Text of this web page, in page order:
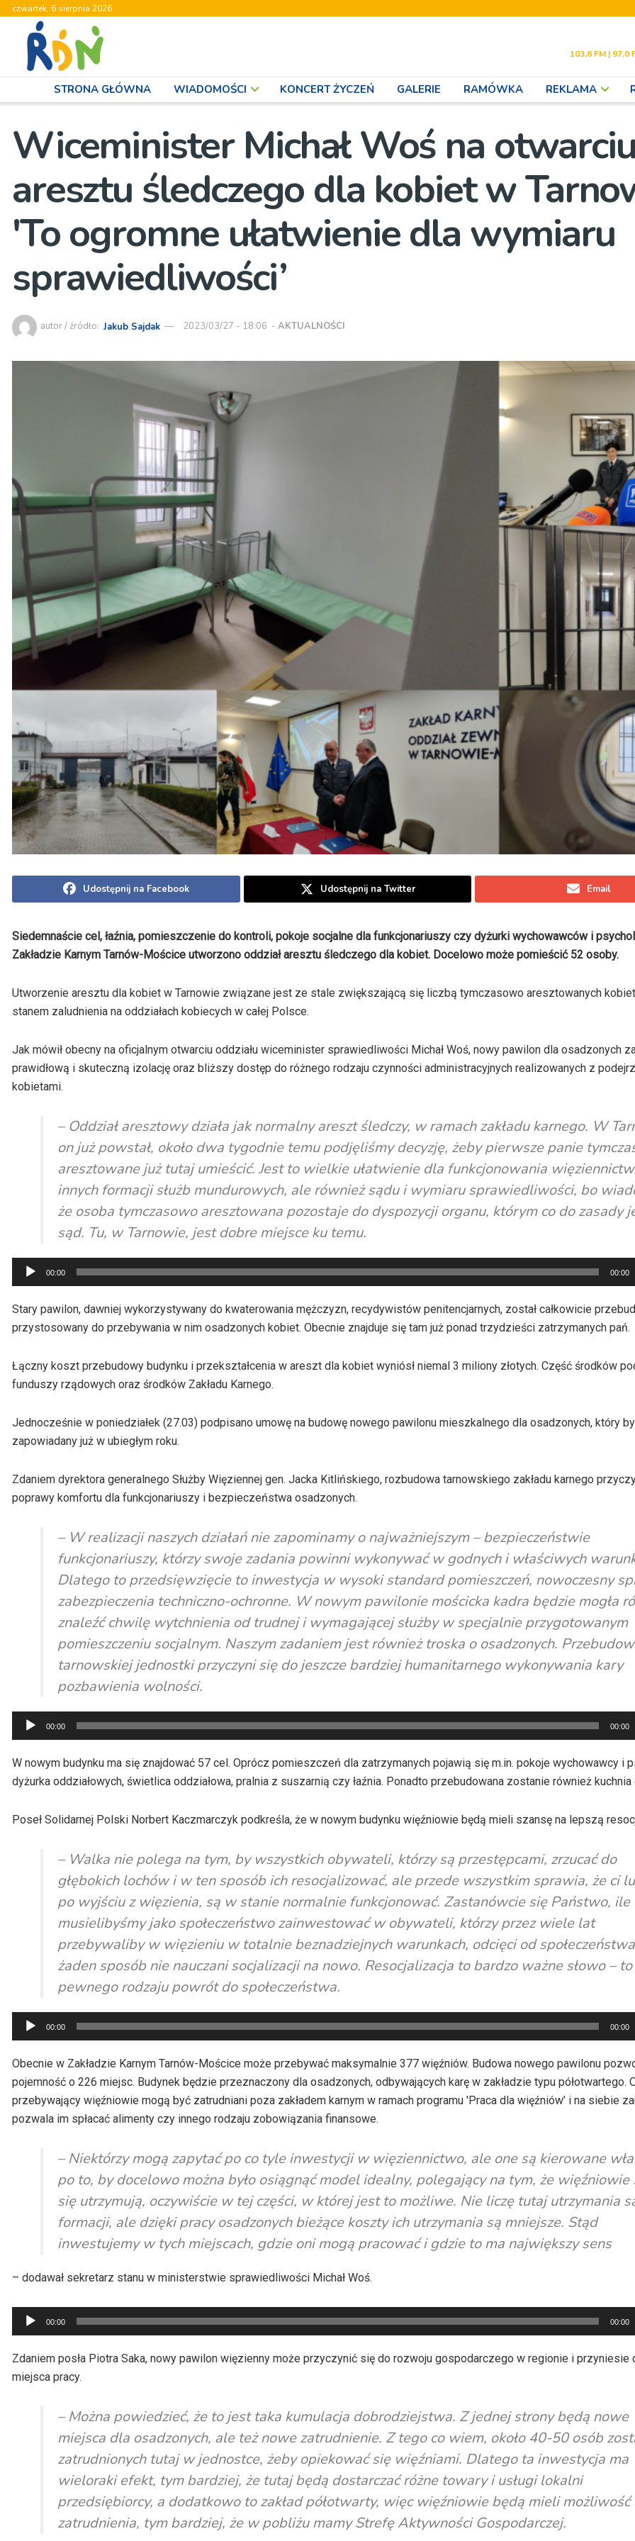
czwartek, 6 sierpnia 2026
103,6 FM | 97,0
STRONA GŁÓWNA WIADOMOŚCI KONCERT ŻYCZEŃ GALERIE RAMÓWKA REKLAMA
Wiceminister Michał Woś na otwarciu
aresztu śledczego dla kobiet w
'To ogromne ułatwienie dla wymiaru
sprawiedliwości’
autor / źródło: Jakub Sajdak 2023/03/27 - 18:06 - AKTUALNOŚCI
Udostępnij na Facebook Udostępnij na Twitter Email
Siedemnaście cel, łaźnia, pomieszczenie do kontroli, pokoje socjalne dla funkcjonariuszy czy dyżurki wychowawców i
Zakładzie Karnym Tarnów-Mościce utworzono oddział aresztu śledczego dla kobiet. Docelowo może pomieścić 52 osoby.
Utworzenie aresztu dla kobiet w Tarnowie związane jest ze stale zwiększającą się liczbą tymczasowo aresztowanych
stanem zaludnienia na oddziałach kobiecych w całej Polsce.
Jak mówił obecny na oficjalnym otwarciu oddziału wiceminister sprawiedliwości Michał Woś, nowy pawilon dla osadzonych
prawidłową i skuteczną izolację oraz bliższy dostęp do różnego rodzaju czynności administracyjnych realizowanych z
kobietami.
– Oddział aresztowy działa jak normalny areszt śledczy, w ramach zakładu karnego. W
on już powstał, około dwa tygodnie temu podjęliśmy decyzję, żeby pierwsze panie
aresztowane już tutaj umieścić. Jest to wielkie ułatwienie dla funkcjonowania
innych formacji służb mundurowych, ale również sądu i wymiaru sprawiedliwości, bo
że osoba tymczasowo aresztowana pozostaje do dyspozycji organu, którym co do zasady
sąd. Tu, w Tarnowie, jest dobre miejsce ku temu.
Odtwarzacz
plików
dźwiękowych
00:00 00:00
Stary pawilon, dawniej wykorzystywany do kwaterowania mężczyzn, recydywistów penitencjarnych, został całkowicie
przystosowany do przebywania w nim osadzonych kobiet. Obecnie znajduje się tam już ponad trzydzieści zatrzymanych pań.
Łączny koszt przebudowy budynku i przekształcenia w areszt dla kobiet wyniósł niemal 3 miliony złotych. Część środków
funduszy rządowych oraz środków Zakładu Karnego.
Jednocześnie w poniedziałek (27.03) podpisano umowę na budowę nowego pawilonu mieszkalnego dla osadzonych, który
zapowiadany już w ubiegłym roku.
Zdaniem dyrektora generalnego Służby Więziennej gen. Jacka Kitlińskiego, rozbudowa tarnowskiego zakładu karnego
poprawy komfortu dla funkcjonariuszy i bezpieczeństwa osadzonych.
– W realizacji naszych działań nie zapominamy o najważniejszym – bezpieczeństwie
funkcjonariuszy, którzy swoje zadania powinni wykonywać w godnych i właściwych
Dlatego to przedsięwzięcie to inwestycja w wysoki standard pomieszczeń, nowoczesny
zabezpieczenia techniczno-ochronne. W nowym pawilonie mościcka kadra będzie mogła
znaleźć chwilę wytchnienia od trudnej i wymagającej służby w specjalnie przygotowanym
pomieszczeniu socjalnym. Naszym zadaniem jest również troska o osadzonych.
tarnowskiej jednostki przyczyni się do jeszcze bardziej humanitarnego wykonywania kary
pozbawienia wolności.
Odtwarzacz
plików
dźwiękowych
00:00 00:00
W nowym budynku ma się znajdować 57 cel. Oprócz pomieszczeń dla zatrzymanych pojawią się m.in. pokoje wychowawcy i
dyżurka oddziałowych, świetlica oddziałowa, pralnia z suszarnią czy łaźnia. Ponadto przebudowana zostanie również kuchnia
Poseł Solidarnej Polski Norbert Kaczmarczyk podkreśla, że w nowym budynku więźniowie będą mieli szansę na lepszą
– Walka nie polega na tym, by wszystkich obywateli, którzy są przestępcami, zrzucać do
głębokich lochów i w ten sposób ich resocjalizować, ale przede wszystkim sprawia, że ci
po wyjściu z więzienia, są w stanie normalnie funkcjonować. Zastanówcie się Państwo, ile
musielibyśmy jako społeczeństwo zainwestować w obywateli, którzy przez wiele lat
przebywaliby w więzieniu w totalnie beznadziejnych warunkach, odcięci od
żaden sposób nie nauczani socjalizacji na nowo. Resocjalizacja to bardzo ważne słowo – to
pewnego rodzaju powrót do społeczeństwa.
Odtwarzacz
plików
dźwiękowych
00:00 00:00
Obecnie w Zakładzie Karnym Tarnów-Mościce może przebywać maksymalnie 377 więźniów. Budowa nowego pawilonu
pojemność o 226 miejsc. Budynek będzie przeznaczony dla osadzonych, odbywających karę w zakładzie typu półotwartego.
przebywający więźniowie mogą być zatrudniani poza zakładem karnym w ramach programu 'Praca dla więźniów’ i na siebie
pozwala im spłacać alimenty czy innego rodzaju zobowiązania finansowe.
– Niektórzy mogą zapytać po co tyle inwestycji w więziennictwo, ale one są kierowane
po to, by docelowo można było osiągnąć model idealny, polegający na tym, że więźniowie
się utrzymują, oczywiście w tej części, w której jest to możliwe. Nie liczę tutaj utrzymania
formacji, ale dzięki pracy osadzonych bieżące koszty ich utrzymania są mniejsze. Stąd
inwestujemy w tych miejscach, gdzie oni mogą pracować i gdzie to ma największy sens
– dodawał sekretarz stanu w ministerstwie sprawiedliwości Michał Woś.
Odtwarzacz
plików
dźwiękowych
00:00 00:00
Zdaniem posła Piotra Saka, nowy pawilon więzienny może przyczynić się do rozwoju gospodarczego w regionie i przyniesie
miejsca pracy.
– Można powiedzieć, że to jest taka kumulacja dobrodziejstwa. Z jednej strony będą nowe
miejsca dla osadzonych, ale też nowe zatrudnienie. Z tego co wiem, około 40-50 osób
zatrudnionych tutaj w jednostce, żeby opiekować się więźniami. Dlatego ta inwestycja ma
wieloraki efekt, tym bardziej, że tutaj będą dostarczać różne towary i usługi lokalni
przedsiębiorcy, a dodatkowo to zakład półotwarty, więc więźniowie będą mieli możliwość
zatrudnienia, tym bardziej, że w pobliżu mamy Strefę Aktywności Gospodarczej.